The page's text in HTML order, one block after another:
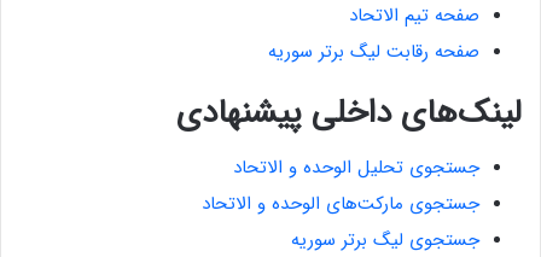
صفحه تیم الاتحاد
صفحه رقابت لیگ برتر سوریه
لینک‌های داخلی پیشنهادی
جستجوی تحلیل الوحده و الاتحاد
جستجوی مارکت‌های الوحده و الاتحاد
جستجوی لیگ برتر سوریه